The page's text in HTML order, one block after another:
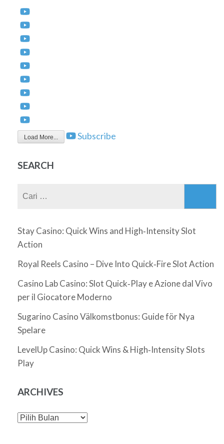
Load More... Subscribe
SEARCH
Stay Casino: Quick Wins and High‑Intensity Slot
Action
Royal Reels Casino – Dive Into Quick‑Fire Slot Action
Casino Lab Casino: Slot Quick‑Play e Azione dal Vivo
per il Giocatore Moderno
Sugarino Casino Välkomstbonus: Guide för Nya
Spelare
LevelUp Casino: Quick Wins & High‑Intensity Slots
Play
ARCHIVES
Archives